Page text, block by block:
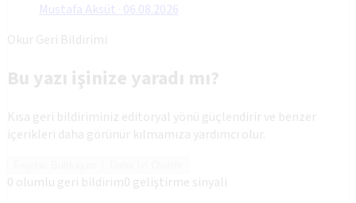
Mustafa Aksüt · 06.08.2026
Okur Geri Bildirimi
Bu yazı işinize yaradı mı?
Kısa geri bildiriminiz editoryal yönü güçlendirir ve benzer
içerikleri daha görünür kılmamıza yardımcı olur.
0 olumlu geri bildirim0 geliştirme sinyali